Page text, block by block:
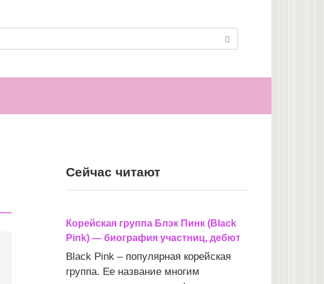
Сейчас читают
Корейская группа Блэк Пинк (Black
Pink) — биография участниц, дебют
Black Pink – популярная корейская
группа. Ее название многим